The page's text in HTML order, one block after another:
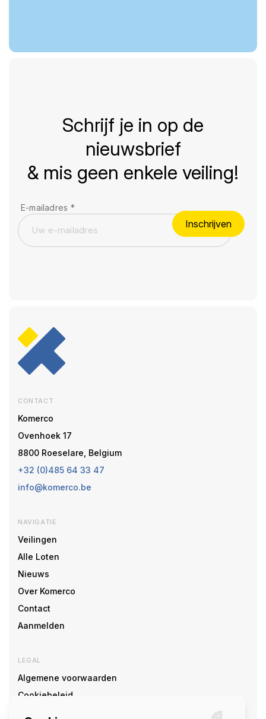
Schrijf je in op de
nieuwsbrief
& mis geen enkele veiling!
E-mailadres *
Inschrijven
CONTACT
Komerco
Ovenhoek 17
8800 Roeselare, Belgium
+32 (0)485 64 33 47
info@komerco.be
NAVIGATIE
Veilingen
Alle Loten
Nieuws
Over Komerco
Contact
Aanmelden
LEGAL
Algemene voorwaarden
Cookiebeleid